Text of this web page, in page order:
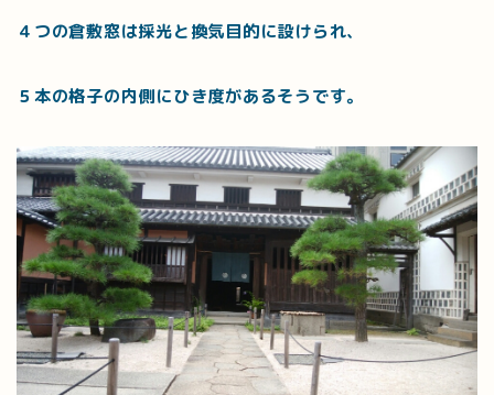
４つの倉敷窓は採光と換気目的に設けられ、
５本の格子の内側にひき度があるそうです。